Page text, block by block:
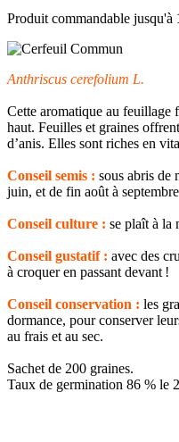
Produit commandable jusqu'à
Anthriscus cerefolium L.
Cette aromatique au feuillage
haut. Feuilles et graines
d’anis. Elles sont riches en
Conseil semis : sous abris de
juin, et de fin août à
Conseil culture : se plaît à la
Conseil gustatif : avec des
à croquer en passant devant !
Conseil conservation : les
dormance, pour conserver
au frais et au sec.
Sachet de 200 graines.
Taux de germination 86 % le